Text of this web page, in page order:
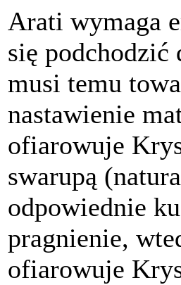
Arati wymaga
się
musi temu
nastawienie
ofiarowuje
swarupą
odpowiednie
pragnienie,
ofiarowuje